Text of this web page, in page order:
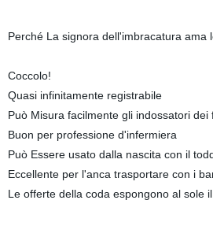
Perché La signora dell'imbracatura ama
Coccolo!
Quasi infinitamente registrabile
Può Misura facilmente gli indossatori dei
Buon per professione d'infermiera
Può Essere usato dalla nascita con il
Eccellente per l'anca trasportare con i
Le offerte della coda espongono al sole